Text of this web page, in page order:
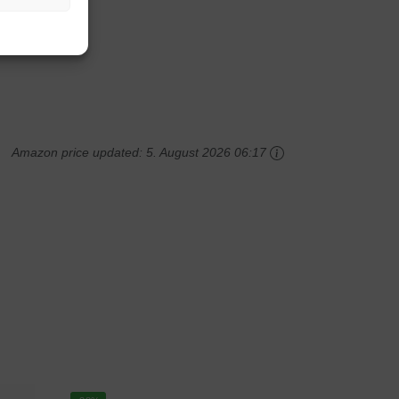
Amazon price updated: 5. August 2026 06:17